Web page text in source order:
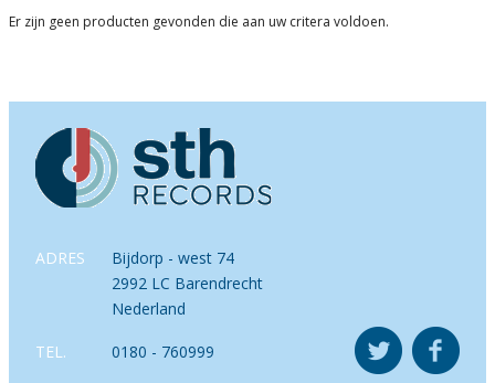
Er zijn geen producten gevonden die aan uw critera voldoen.
ADRES
Bijdorp - west 74
2992 LC Barendrecht
Nederland
TEL. 0180 - 760999